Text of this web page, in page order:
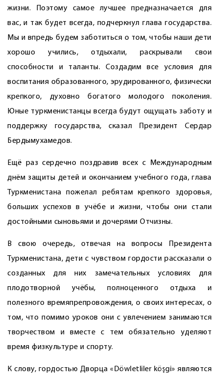
жизни. Поэтому самое лучшее предназначается для
вас, и так будет всегда, подчеркнул глава государства.
Мы и впредь будем заботиться о том, чтобы наши дети
хорошо учились, отдыхали, раскрывали свои
способности и таланты. Создадим все условия для
воспитания образованного, эрудированного, физически
крепкого, духовно богатого молодого поколения.
Юные туркменистанцы всегда будут ощущать заботу и
поддержку государства, сказал Президент Сердар
Бердымухамедов.
Ещё раз сердечно поздравив всех с Международным
днём защиты детей и окончанием учебного года, глава
Туркменистана пожелал ребятам крепкого здоровья,
больших успехов в учёбе и жизни, чтобы они стали
достойными сыновьями и дочерями Отчизны.
В свою очередь, отвечая на вопросы Президента
Туркменистана, дети с чувством гордости рассказали о
созданных для них замечательных условиях для
плодотворной учёбы, полноценного отдыха и
полезного времяпрепровождения, о своих интересах, о
том, что помимо уроков они с увлечением занимаются
творчеством и вместе с тем обязательно уделяют
время физкультуре и спорту.
К слову, гордостью Дворца «Döwletliler köşgi» являются